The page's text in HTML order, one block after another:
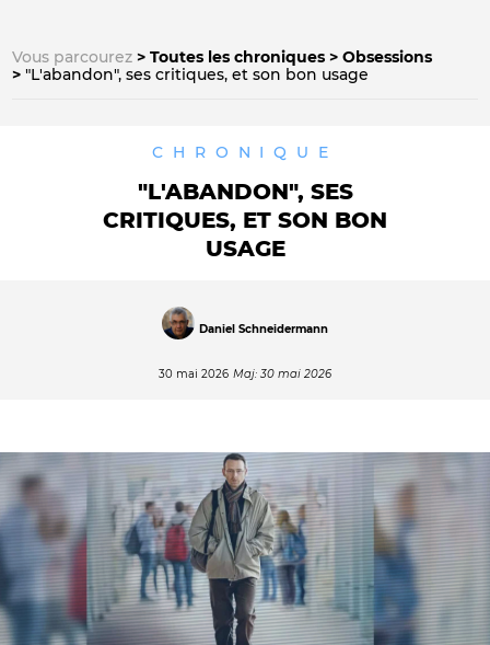
Vous parcourez Toutes les chroniques
Obsessions
"L'abandon", ses critiques, et son bon usage
CHRONIQUE
"L'ABANDON", SES
CRITIQUES, ET SON BON
USAGE
Daniel Schneidermann
30 mai 2026 Maj: 30 mai 2026